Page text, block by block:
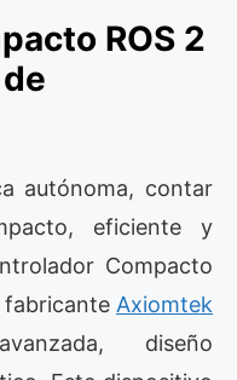
ROS 2
autónoma, contar
eficiente y
Compacto
Axiomtek
diseño